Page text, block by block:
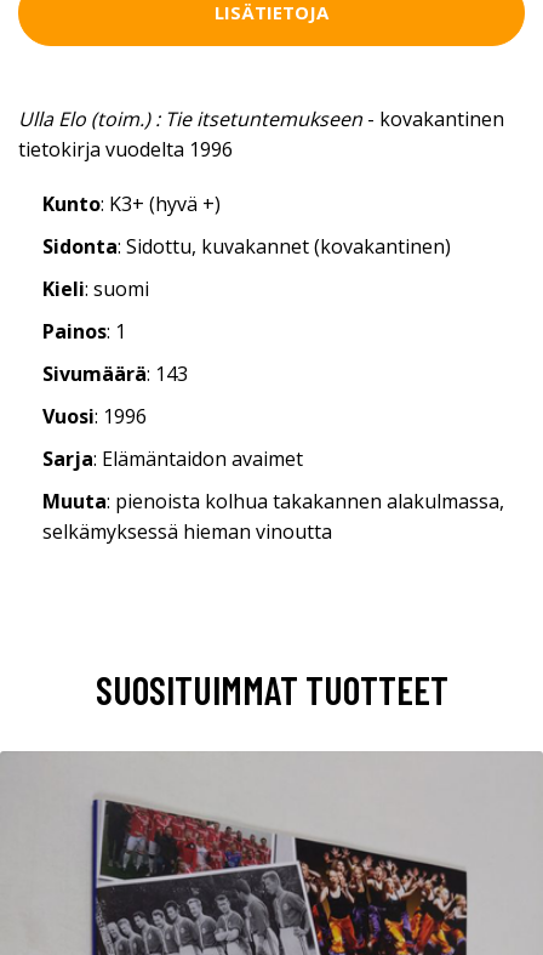
LISÄTIETOJA
Ulla Elo (toim.) : Tie itsetuntemukseen - kovakantinen
tietokirja vuodelta 1996
Kunto: K3+ (hyvä +)
Sidonta: Sidottu, kuvakannet (kovakantinen)
Kieli: suomi
Painos: 1
Sivumäärä: 143
Vuosi: 1996
Sarja: Elämäntaidon avaimet
Muuta: pienoista kolhua takakannen alakulmassa,
selkämyksessä hieman vinoutta
SUOSITUIMMAT TUOTTEET